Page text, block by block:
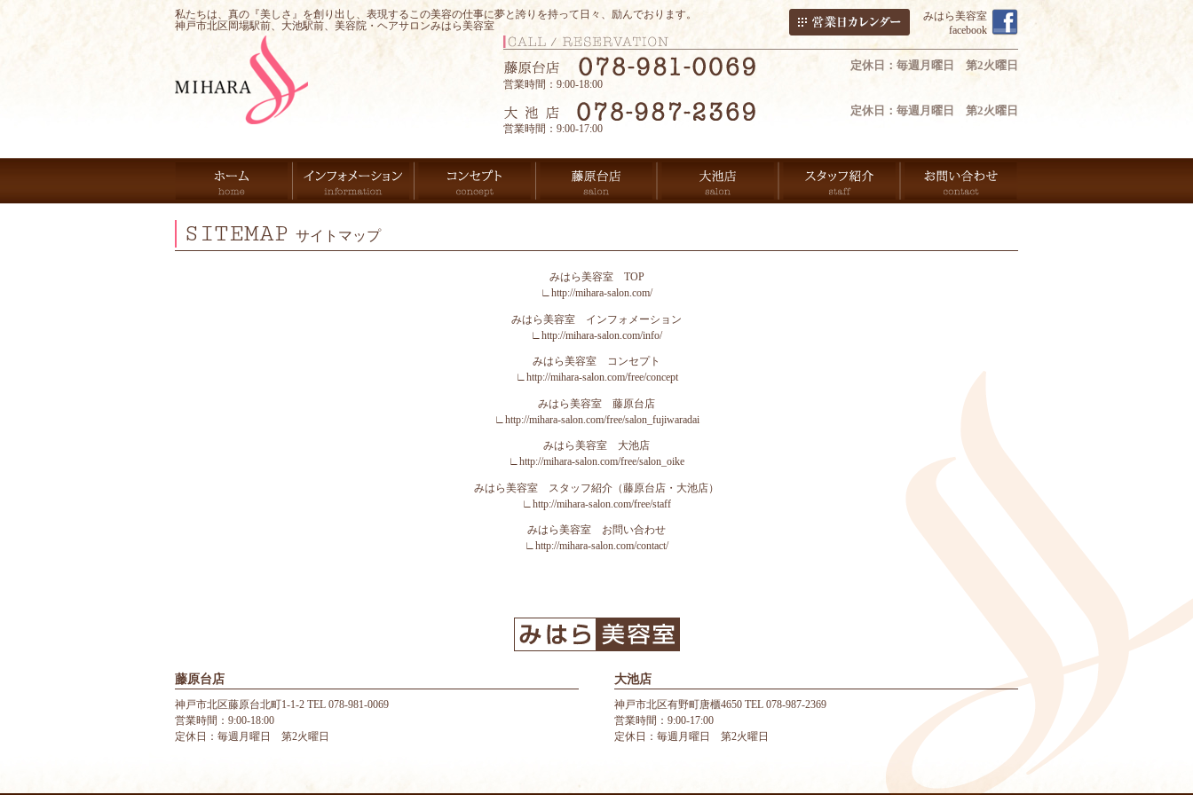
私たちは、真の『美しさ』を創り出し、表現するこの美容の仕事に夢と誇りを持って日々、励んでおります。
神戸市北区岡場駅前、大池駅前、美容院・ヘアサロンみはら美容室
みはら美容室
facebook
定休日：毎週月曜日 第2火曜日
営業時間：9:00-18:00
定休日：毎週月曜日 第2火曜日
営業時間：9:00-17:00
SITEMAP サイトマップ
みはら美容室 TOP
∟ http://mihara-salon.com/
みはら美容室 インフォメーション
∟ http://mihara-salon.com/info/
みはら美容室 コンセプト
∟
http://mihara-salon.com/free/concept
みはら美容室 藤原台店
∟ http://mihara-salon.com/free/salon_fujiwaradai
みはら美容室 大池店
∟
http://mihara-salon.com/free/salon_oike
みはら美容室 スタッフ紹介（藤原台店・大池店）
∟ http://mihara-salon.com/free/staff
みはら美容室 お問い合わせ
∟
http://mihara-salon.com/contact/
藤原台店
神戸市北区藤原台北町1-1-2 TEL 078-981-0069
営業時間：9:00-18:00
定休日：毎週月曜日 第2火曜日
大池店
神戸市北区有野町唐櫃4650 TEL 078-987-2369
営業時間：9:00-17:00
定休日：毎週月曜日 第2火曜日